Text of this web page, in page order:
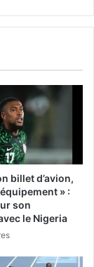
billet d’avion,
» :
son
le Nigeria